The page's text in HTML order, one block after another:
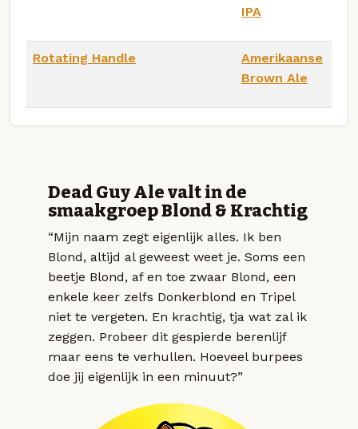
IPA
Rotating Handle
Amerikaanse
Brown Ale
Dead Guy Ale valt in de
smaakgroep Blond & Krachtig
“Mijn naam zegt eigenlijk alles. Ik ben
Blond, altijd al geweest weet je. Soms een
beetje Blond, af en toe zwaar Blond, een
enkele keer zelfs Donkerblond en Tripel
niet te vergeten. En krachtig, tja wat zal ik
zeggen. Probeer dit gespierde berenlijf
maar eens te verhullen. Hoeveel burpees
doe jij eigenlijk in een minuut?”